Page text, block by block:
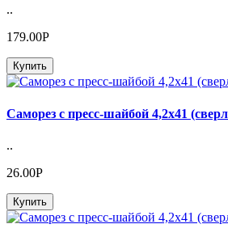
..
179.00Р
Купить
Саморез с пресс-шайбой 4,2х41
..
26.00Р
Купить